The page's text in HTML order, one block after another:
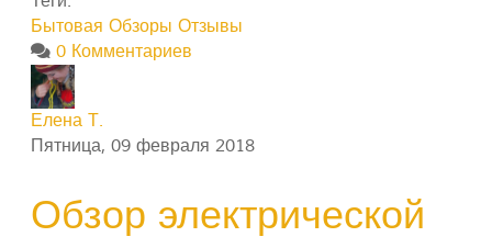
Бытовая Обзоры Отзывы
0 Комментариев
Елена Т.
Пятница, 09 февраля 2018
Обзор электрической